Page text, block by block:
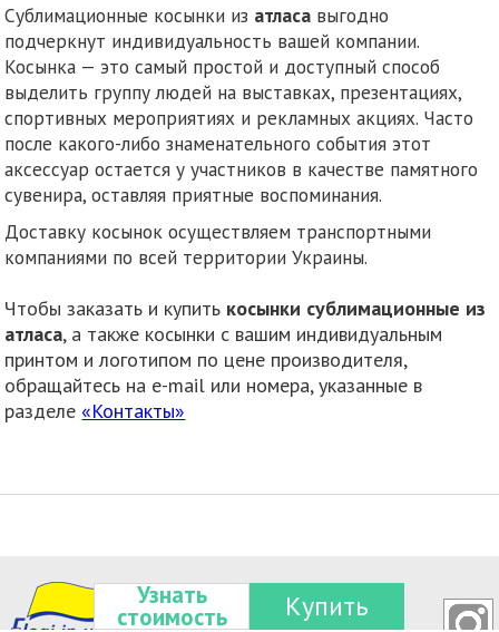
Узнать
стоимость Купить
Сублимационные косынки из атласа выгодно
подчеркнут индивидуальность вашей компании.
Косынка — это самый простой и доступный способ
выделить группу людей на выставках, презентациях,
спортивных мероприятиях и рекламных акциях. Часто
после какого-либо знаменательного события этот
аксессуар остается у участников в качестве памятного
сувенира, оставляя приятные воспоминания.
Доставку косынок осуществляем транспортными
компаниями по всей территории Украины.
Чтобы заказать и купить косынки сублимационные из
атласа, а также косынки с вашим индивидуальным
принтом и логотипом по цене производителя,
обращайтесь на e-mail или номера, указанные в
разделе«Контакты»